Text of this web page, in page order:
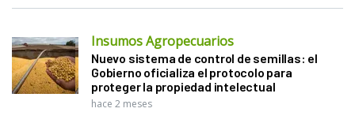
Insumos Agropecuarios
Nuevo sistema de control de semillas: el
Gobierno oficializa el protocolo para
proteger la propiedad intelectual
hace 2 meses